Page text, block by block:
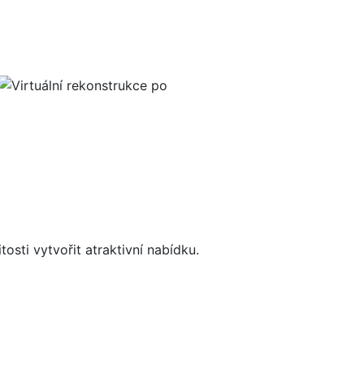
vytvořit atraktivní nabídku.